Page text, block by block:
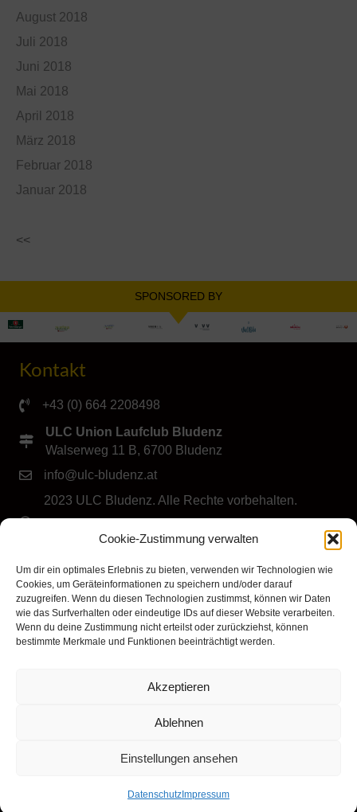
Cookie-Zustimmung verwalten
Um dir ein optimales Erlebnis zu bieten, verwenden wir Technologien wie
Cookies, um Geräteinformationen zu speichern und/oder darauf
zuzugreifen. Wenn du diesen Technologien zustimmst, können wir Daten
wie das Surfverhalten oder eindeutige IDs auf dieser Website verarbeiten.
Wenn du deine Zustimmung nicht erteilst oder zurückziehst, können
bestimmte Merkmale und Funktionen beeinträchtigt werden.
Akzeptieren
Ablehnen
Einstellungen ansehen
Datenschutz Impressum
August 2018
Juli 2018
Juni 2018
Mai 2018
April 2018
März 2018
Februar 2018
Januar 2018
<<
SPONSORED BY
Kontakt
+43 (0) 664 2208498
ULC Union Laufclub Bludenz
Walserweg 11 B, 6700 Bludenz
info@ulc-bludenz.at
2023 ULC Bludenz. Alle Rechte vorbehalten.
Folge dem ULC Bludenz
Klicke hier, um Marketing-Cookies zu